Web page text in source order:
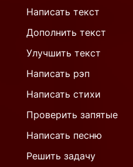
Написать текст
Дополнить текст
Улучшить текст
Написать рэп
Написать стихи
Проверить запятые
Написать песню
Решить задачу